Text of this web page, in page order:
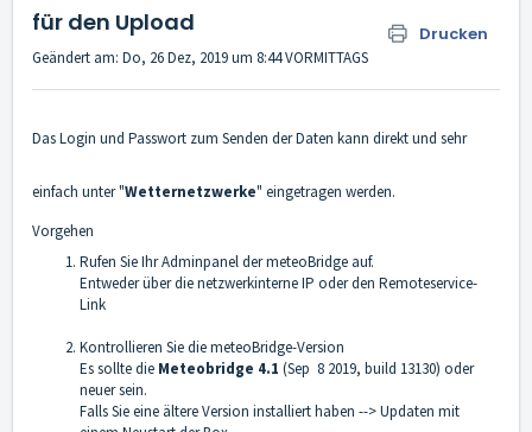
für den Upload
Drucken
Geändert am: Do, 26 Dez, 2019 um 8:44 VORMITTAGS
Das Login und Passwort zum Senden der Daten kann direkt und sehr
einfach unter "Wetternetzwerke" eingetragen werden.
Vorgehen
Rufen Sie Ihr Adminpanel der meteoBridge auf.
Entweder über die netzwerkinterne IP oder den Remoteservice-
Link
Kontrollieren Sie die meteoBridge-Version
Es sollte die Meteobridge 4.1 (Sep 8 2019, build 13130) oder
neuer sein.
Falls Sie eine ältere Version installiert haben --> Updaten mit